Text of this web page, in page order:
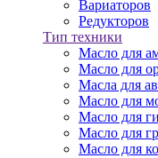
Вариаторов
Редукторов
Тип техники
Масло для
Масло для
Масла для
Масло для
Масло для
Масло для
Масло для